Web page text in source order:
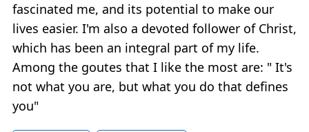
fascinated me, and its potential to make our
lives easier. I'm also a devoted follower of Christ,
which has been an integral part of my life.
Among the goutes that I like the most are: " It's
not what you are, but what you do that defines
you"